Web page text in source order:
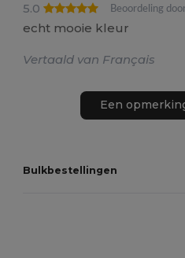
5.0
Beoordeling
echt mooie kleur
Vertaald van Français
Een
Bulkbestellingen